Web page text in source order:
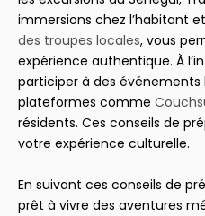
immersions chez l’habitant
des troupes locales, vous
expérience authentique. À
participer à des événements
plateformes comme
résidents. Ces conseils de
votre expérience culturelle.
En suivant ces conseils de
prêt à vivre des aventures